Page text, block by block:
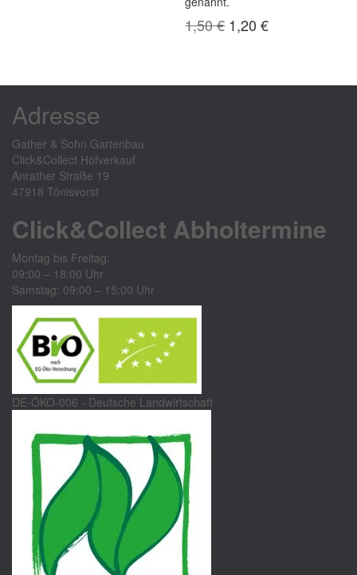
1,50€ Ursprünglicher
Preis
1,20€Aktueller
Adresse
Gather & Sohn Gartenbau
Click&Collect Hofverkauf
Anrather Straße 19
47918 Tönisvorst
Click&Collect Abholtermine
Montag bis Freitag:
09:00 – 18:00 Uhr
Samstag: 09:00 – 15:00 Uhr
DE-ÖKO-006 - Deutsche Landwirtschaft